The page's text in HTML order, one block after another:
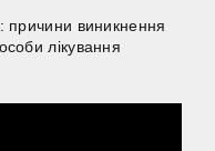
причини виникнення
лікування